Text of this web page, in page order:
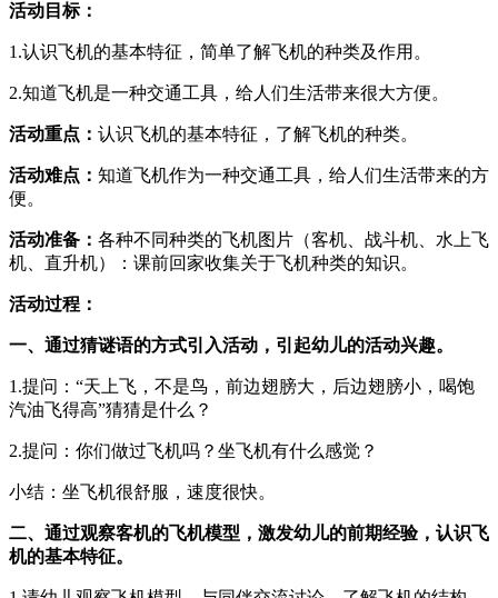
活动目标：
1.认识飞机的基本特征，简单了解飞机的种类及作用。
2.知道飞机是一种交通工具，给人们生活带来很大方便。
活动重点： 认识飞机的基本特征，了解飞机的种类。
活动难点： 知道飞机作为一种交通工具，给人们生活带来的方
便。
活动准备： 各种不同种类的飞机图片（客机、战斗机、水上飞
机、直升机）：课前回家收集关于飞机种类的知识。
活动过程：
一、通过猜谜语的方式引入活动，引起幼儿的活动兴趣。
1.提问：“天上飞，不是鸟，前边翅膀大，后边翅膀小，喝饱
汽油飞得高”猜猜是什么？
2.提问：你们做过飞机吗？坐飞机有什么感觉？
小结：坐飞机很舒服，速度很快。
二、通过观察客机的飞机模型，激发幼儿的前期经验，认识飞
机的基本特征。